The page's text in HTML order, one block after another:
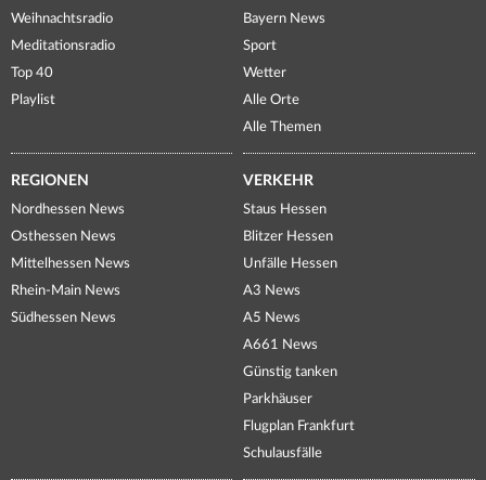
Weihnachtsradio
Meditationsradio
Top 40
Playlist
Bayern News
Sport
Wetter
Alle Orte
Alle Themen
REGIONEN
Nordhessen News
Osthessen News
Mittelhessen News
Rhein-Main News
Südhessen News
VERKEHR
Staus Hessen
Blitzer Hessen
Unfälle Hessen
A3 News
A5 News
A661 News
Günstig tanken
Parkhäuser
Flugplan Frankfurt
Schulausfälle